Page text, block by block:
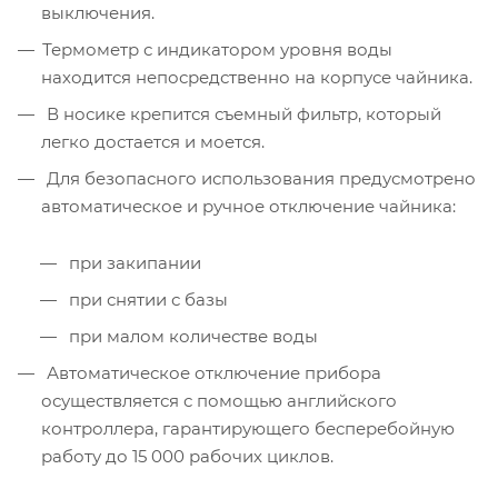
выключения.
Термометр с индикатором уровня воды
находится непосредственно на корпусе чайника.
В носике крепится съемный фильтр, который
легко достается и моется.
Для безопасного использования предусмотрено
автоматическое и ручное отключение чайника:
при закипании
при снятии с базы
при малом количестве воды
Автоматическое отключение прибора
осуществляется с помощью английского
контроллера, гарантирующего бесперебойную
работу до 15 000 рабочих циклов.